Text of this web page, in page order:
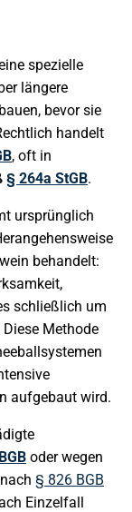
spezielle
längere
bevor sie
handelt
, oft in
§ 264a StGB.
ursprünglich
behandelt:
schließlich um
Methode
aufgebaut wird.
oder wegen
§ 826 BGB
Einzelfall